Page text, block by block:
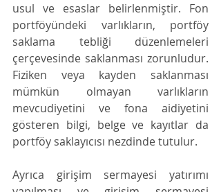
usul ve esaslar belirlenmiştir. Fon
portföyündeki varlıkların, portföy
saklama tebliği düzenlemeleri
çerçevesinde saklanması zorunludur.
Fiziken veya kayden saklanması
mümkün olmayan varlıkların
mevcudiyetini ve fona aidiyetini
gösteren bilgi, belge ve kayıtlar da
portföy saklayıcısı nezdinde tutulur.
Ayrıca girişim sermayesi yatırımı